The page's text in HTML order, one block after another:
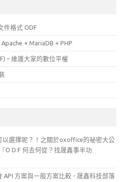
件格式 ODF
+ MariaDB + PHP
– 維護大家的數位平權
選擇呢？！之關於oxoffice的祕密大公
O D F 何去何從？找晟鑫事半功
API 方案與一般方案比較 - 晟鑫科技部落